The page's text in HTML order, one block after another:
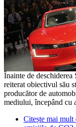
Înainte de
reiterat obiectivul său
producător de
mediului, începând cu
Citește mai mult